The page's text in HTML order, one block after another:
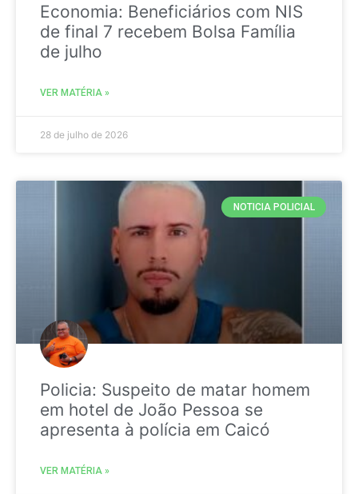
Economia: Beneficiários com NIS
de final 7 recebem Bolsa Família
de julho
VER MATÉRIA »
28 de julho de 2026
NOTICIA POLICIAL
Policia: Suspeito de matar homem
em hotel de João Pessoa se
apresenta à polícia em Caicó
VER MATÉRIA »